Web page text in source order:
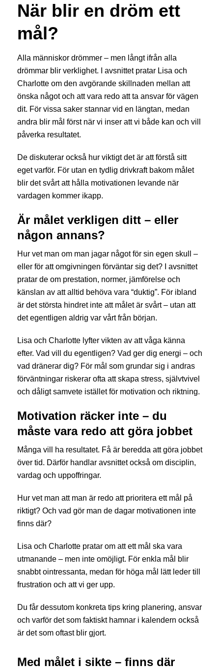
När blir en dröm ett
mål?
Alla människor drömmer – men långt ifrån alla
drömmar blir verklighet. I avsnittet pratar Lisa och
Charlotte om den avgörande skillnaden mellan att
önska något och att vara redo att ta ansvar för vägen
dit. För vissa saker stannar vid en längtan, medan
andra blir mål först när vi inser att vi både kan och vill
påverka resultatet.
De diskuterar också hur viktigt det är att förstå sitt
eget varför. För utan en tydlig drivkraft bakom målet
blir det svårt att hålla motivationen levande när
vardagen kommer ikapp.
Är målet verkligen ditt – eller
någon annans?
Hur vet man om man jagar något för sin egen skull –
eller för att omgivningen förväntar sig det? I avsnittet
pratar de om prestation, normer, jämförelse och
känslan av att alltid behöva vara “duktig”. För ibland
är det största hindret inte att målet är svårt – utan att
det egentligen aldrig var vårt från början.
Lisa och Charlotte lyfter vikten av att våga känna
efter. Vad vill du egentligen? Vad ger dig energi – och
vad dränerar dig? För mål som grundar sig i andras
förväntningar riskerar ofta att skapa stress, självtvivel
och dåligt samvete istället för motivation och riktning.
Motivation räcker inte – du
måste vara redo att göra jobbet
Många vill ha resultatet. Få är beredda att göra jobbet
över tid. Därför handlar avsnittet också om disciplin,
vardag och uppoffringar.
Hur vet man att man är redo att prioritera ett mål på
riktigt? Och vad gör man de dagar motivationen inte
finns där?
Lisa och Charlotte pratar om att ett mål ska vara
utmanande – men inte omöjligt. För enkla mål blir
snabbt ointressanta, medan för höga mål lätt leder till
frustration och att vi ger upp.
Du får dessutom konkreta tips kring planering, ansvar
och varför det som faktiskt hamnar i kalendern också
är det som oftast blir gjort.
Med målet i sikte – finns där